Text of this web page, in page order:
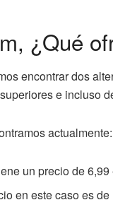
¿Qué
encontrar dos
e incluso
actualmente:
un precio de
en este caso es